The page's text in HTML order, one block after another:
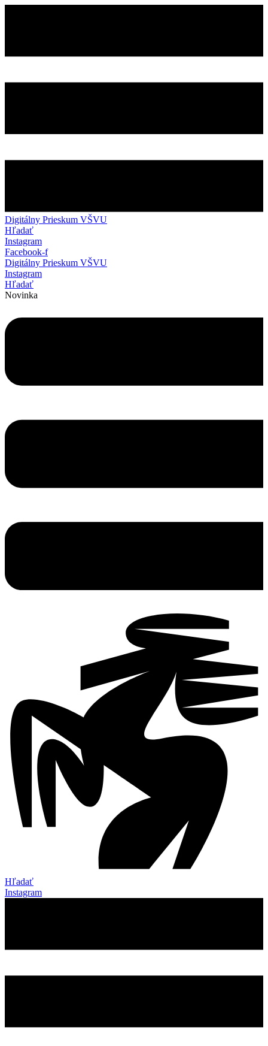
Digitálny Prieskum VŠVU
Hľadať
Instagram
Facebook-f
Digitálny Prieskum VŠVU
Instagram
Hľadať
Novinka
Hľadať
Instagram